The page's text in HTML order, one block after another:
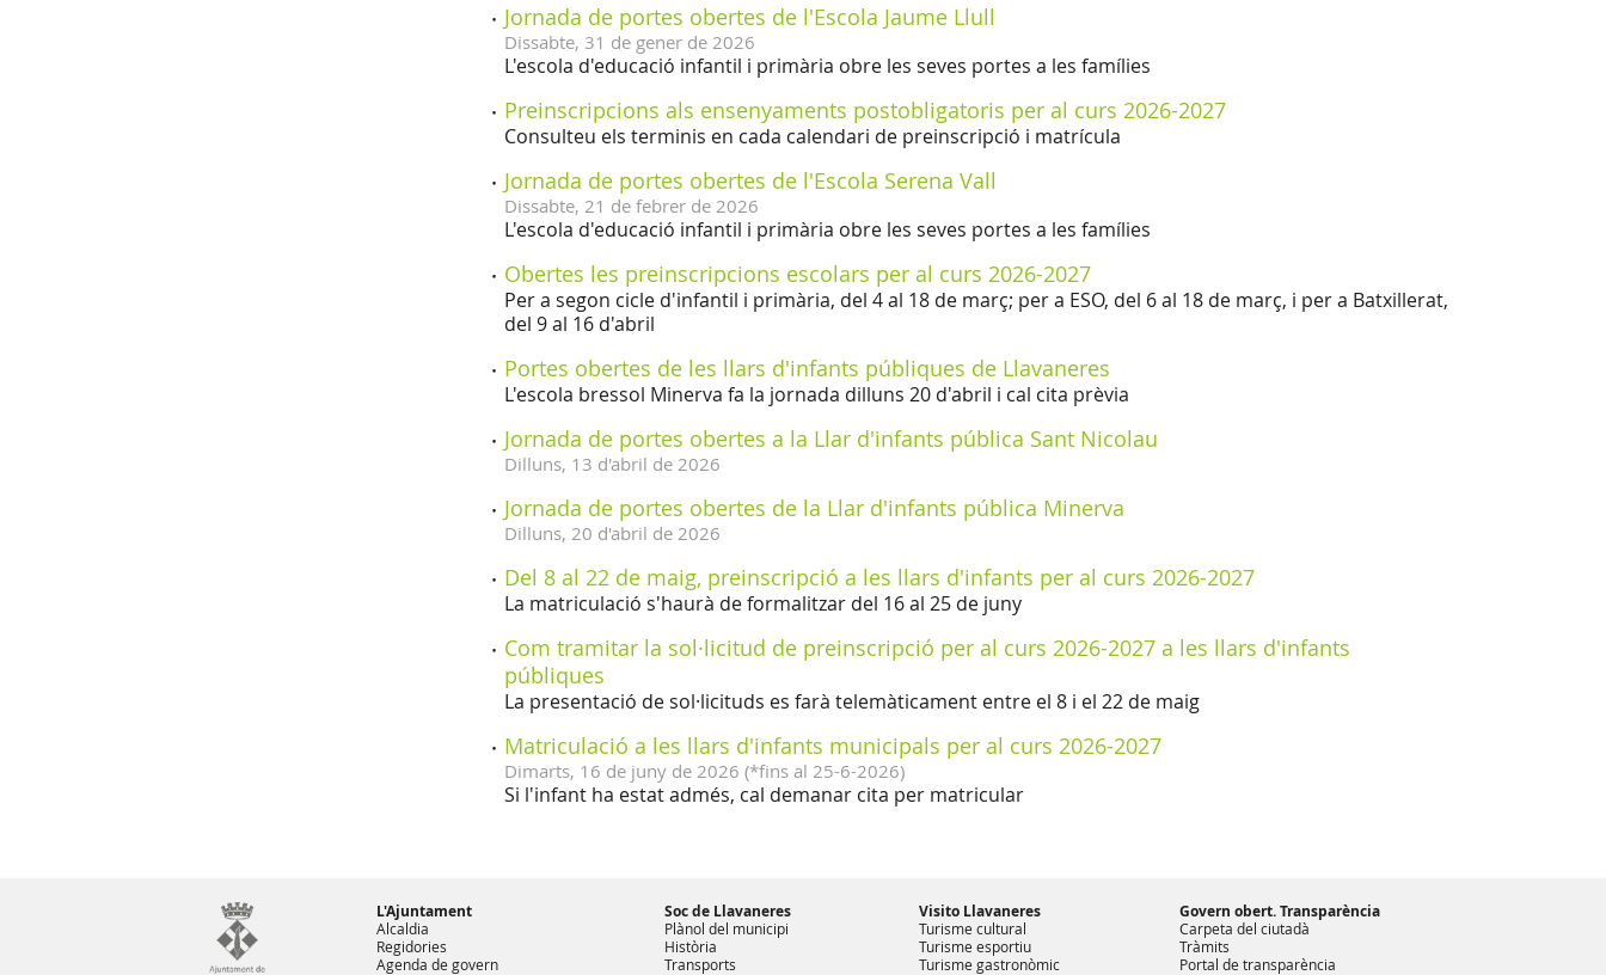
Jornada de portes obertes de l'Escola Jaume Llull
Dissabte, 31 de gener de 2026
L'escola d'educació infantil i primària obre les seves portes a les famílies
Preinscripcions als ensenyaments postobligatoris per al curs 2026-2027
Consulteu els terminis en cada calendari de preinscripció i matrícula
Jornada de portes obertes de l'Escola Serena Vall
Dissabte, 21 de febrer de 2026
L'escola d'educació infantil i primària obre les seves portes a les famílies
Obertes les preinscripcions escolars per al curs 2026-2027
Per a segon cicle d'infantil i primària, del 4 al 18 de març; per a ESO, del 6 al 18 de març, i per a Batxillerat,
del 9 al 16 d'abril
Portes obertes de les llars d'infants públiques de Llavaneres
L'escola bressol Minerva fa la jornada dilluns 20 d'abril i cal cita prèvia
Jornada de portes obertes a la Llar d'infants pública Sant Nicolau
Dilluns, 13 d'abril de 2026
Jornada de portes obertes de la Llar d'infants pública Minerva
Dilluns, 20 d'abril de 2026
Del 8 al 22 de maig, preinscripció a les llars d'infants per al curs 2026-2027
La matriculació s'haurà de formalitzar del 16 al 25 de juny
Com tramitar la sol·licitud de preinscripció per al curs 2026-2027 a les llars d'infants
públiques
La presentació de sol·licituds es farà telemàticament entre el 8 i el 22 de maig
Matriculació a les llars d'infants municipals per al curs 2026-2027
Dimarts, 16 de juny de 2026 (*fins al 25-6-2026)
Si l'infant ha estat admés, cal demanar cita per matricular
L'Ajuntament
Alcaldia
Regidories
Agenda de govern
Soc de Llavaneres
Plànol del municipi
Història
Transports
Visito Llavaneres
Turisme cultural
Turisme esportiu
Turisme gastronòmic
Govern obert. Transparència
Carpeta del ciutadà
Tràmits
Portal de transparència